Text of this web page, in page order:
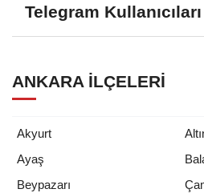
Telegram
ANKARA İLÇELERI
Akyurt
Ayaş
Beypazarı